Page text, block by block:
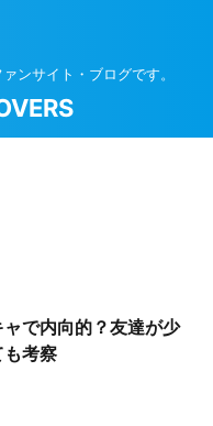
ンサイト・ブログです。
で内向的？友達が少
考察